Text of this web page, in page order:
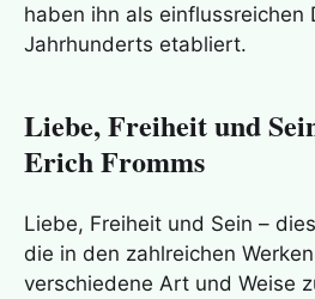
haben ihn als einflussreichen
Jahrhunderts etabliert.
Liebe, Freiheit und
Erich Fromms
Liebe, Freiheit und Sein –
die in den zahlreichen
verschiedene Art und Weise